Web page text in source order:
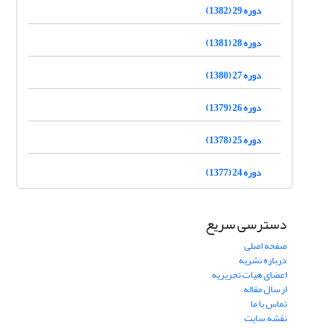
دوره 29 (1382)
دوره 28 (1381)
دوره 27 (1380)
دوره 26 (1379)
دوره 25 (1378)
دوره 24 (1377)
دسترسی سریع
صفحه اصلی
درباره نشریه
اعضای هیات تحریریه
ارسال مقاله
تماس با ما
نقشه سایت